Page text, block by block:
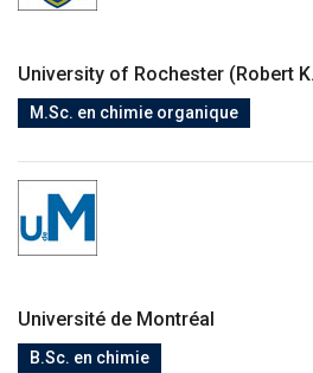
University of Rochester (Robert
M.Sc. en chimie organique
Université de Montréal
B.Sc. en chimie